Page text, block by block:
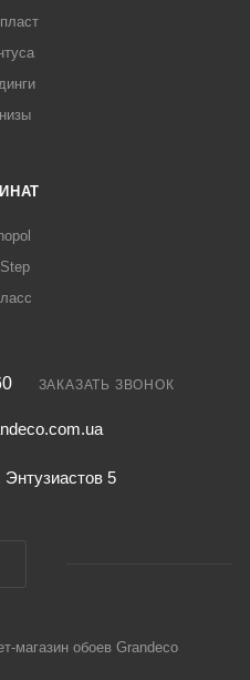
ЗАКАЗАТЬ ЗВОНОК
Энтузиастов 5
магазин обоев Grandeco